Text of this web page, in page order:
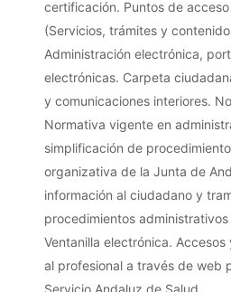
certificación. Puntos de
(Servicios, trámites y
Administración electrónica,
electrónicas. Carpeta
y comunicaciones interiores.
Normativa vigente en
simplificación de
organizativa de la Junta de
información al ciudadano y
procedimientos
Ventanilla electrónica.
al profesional a través de web
Servicio Andaluz de Salud.